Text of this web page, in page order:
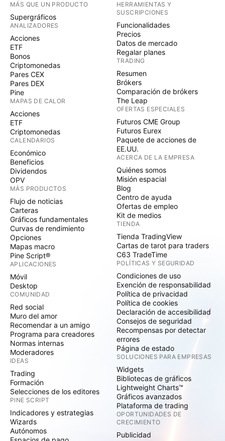
MÁS QUE UN PRODUCTO
Supergráficos
ANALIZADORES
Acciones
ETF
Bonos
Criptomonedas
Pares CEX
Pares DEX
Pine
MAPAS DE CALOR
Acciones
ETF
Criptomonedas
CALENDARIOS
Económico
Beneficios
Dividendos
OPV
MÁS PRODUCTOS
Flujo de noticias
Carteras
Gráficos fundamentales
Curvas de rendimiento
Opciones
Mapas macro
Pine Script®
APLICACIONES
Móvil
Desktop
COMUNIDAD
Red social
Muro del amor
Recomendar a un amigo
Programa para creadores
Normas internas
Moderadores
IDEAS
Trading
Formación
Selecciones de los editores
PINE SCRIPT
Indicadores y estrategias
Wizards
Autónomos
HERRAMIENTAS Y
SUSCRIPCIONES
Funcionalidades
Precios
Datos de mercado
Regalar planes
TRADING
Resumen
Brókers
Comparación de brókers
The Leap
OFERTAS ESPECIALES
Futuros CME Group
Futuros Eurex
Paquete de acciones de
EE.UU.
ACERCA DE LA EMPRESA
Quiénes somos
Misión espacial
Blog
Centro de ayuda
Ofertas de empleo
Kit de medios
TIENDA
Tienda TradingView
Cartas de tarot para traders
C63 TradeTime
POLÍTICAS Y SEGURIDAD
Condiciones de uso
Exención de responsabilidad
Política de privacidad
Política de cookies
Declaración de accesibilidad
Consejos de seguridad
Recompensas por detectar
errores
Página de estado
SOLUCIONES PARA EMPRESAS
Widgets
Bibliotecas de gráficos
Lightweight Charts™
Gráficos avanzados
Plataforma de trading
OPORTUNIDADES DE
CRECIMIENTO
Publicidad